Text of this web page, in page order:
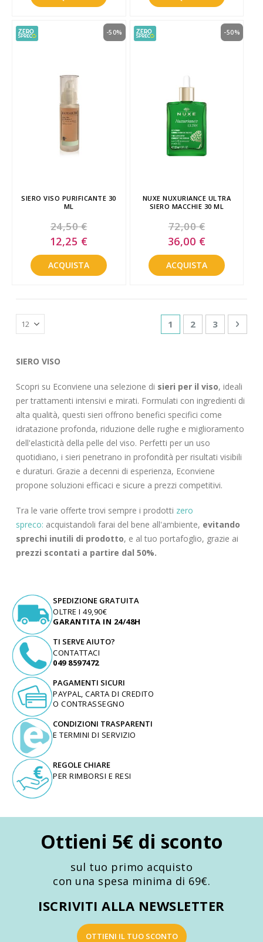
SIERO VISO PURIFICANTE 30
ML
24,50 €
-50%
Special
Price
12,25 €
ACQUISTA
NUXE NUXURIANCE ULTRA
SIERO MACCHIE 30 ML
72,00 €
-50%
Special
Price
36,00 €
ACQUISTA
Pagina
Attualmente stai
1 Pagina
2 Pagina
3
SIERO VISO
Scopri su Econviene una selezione di sieri per il viso, ideali
per trattamenti intensivi e mirati. Formulati con ingredienti di
alta qualità, questi sieri offrono benefici specifici come
idratazione profonda, riduzione delle rughe e miglioramento
dell'elasticità della pelle del viso. Perfetti per un uso
quotidiano, i sieri penetrano in profondità per risultati visibili
e duraturi. Grazie a decenni di esperienza, Econviene
propone soluzioni efficaci e sicure a prezzi competitivi.
Tra le varie offerte trovi sempre i prodotti zero
spreco: acquistandoli farai del bene all'ambiente, evitando
sprechi inutili di prodotto, e al tuo portafoglio, grazie ai
prezzi scontati a partire dal 50%.
SPEDIZIONE GRATUITA
OLTRE I 49,90€
GARANTITA IN 24/48H
TI SERVE AIUTO?
CONTATTACI
049 8597472
PAGAMENTI SICURI
PAYPAL, CARTA DI CREDITO
O CONTRASSEGNO
CONDIZIONI TRASPARENTI
E TERMINI DI SERVIZIO
REGOLE CHIARE
PER RIMBORSI E RESI
Ottieni 5€ di sconto
sul tuo primo acquisto
con una spesa minima di 69€.
ISCRIVITI ALLA NEWSLETTER
OTTIENI IL TUO SCONTO